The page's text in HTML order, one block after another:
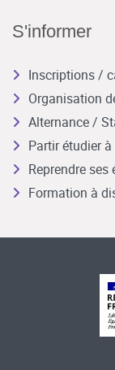
S'informer
Inscriptions /
Organisation
Alternance /
Partir étudier à
Reprendre ses
Formation à